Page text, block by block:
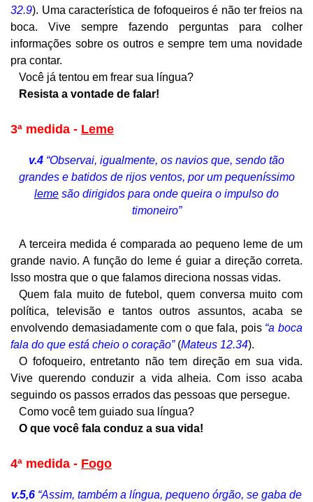
32.9). Uma característica de fofoqueiros é não ter freios na
boca. Vive sempre fazendo perguntas para colher
informações sobre os outros e sempre tem uma novidade
pra contar.
Você já tentou em frear sua língua?
Resista a vontade de falar!
3ª medida - Leme
v.4 “Observai, igualmente, os navios que, sendo tão
grandes e batidos de rijos ventos, por um pequeníssimo
leme são dirigidos para onde queira o impulso do
timoneiro”
A terceira medida é comparada ao pequeno leme de um
grande navio. A função do leme é guiar a direção correta.
Isso mostra que o que falamos direciona nossas vidas.
Quem fala muito de futebol, quem conversa muito com
política, televisão e tantos outros assuntos, acaba se
envolvendo demasiadamente com o que fala, pois “a boca
fala do que está cheio o coração”(Mateus 12.34).
O fofoqueiro, entretanto não tem direção em sua vida.
Vive querendo conduzir a vida alheia. Com isso acaba
seguindo os passos errados das pessoas que persegue.
Como você tem guiado sua língua?
O que você fala conduz a sua vida!
4ª medida - Fogo
v.5,6 “Assim, também a língua, pequeno órgão, se gaba de